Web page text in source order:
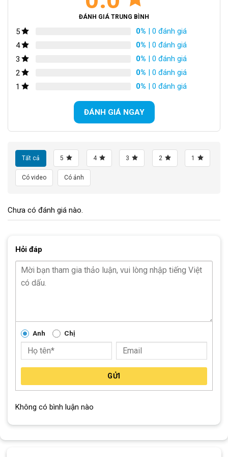
Cơ chế khóa gập hiện đại
Khung thép cứng cáp
bảo độ bền và ổn định, giữ cho tổng trọng lượng của xe ở mức
Xe Đạp Gấp Ruhm 20 Inch khung thép cứng cáp
ĐÁNH GIÁ TRUNG BÌNH
5 0% | 0 đánh giá
4
0% | 0 đánh giá
3
0% | 0 đánh giá
2
0% | 0 đánh giá
1
0% | 0 đánh giá
ĐÁNH GIÁ NGAY
Tất cả 5 4 3 2 1
Có video Có ảnh
Chưa có đánh giá nào.
Hỏi đáp
Anh Chị
GỬI
Không có bình luận nào